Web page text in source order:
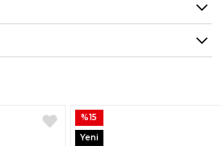
%15